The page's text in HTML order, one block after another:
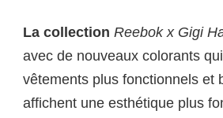
La collection Reebok x Gigi
avec de nouveaux colorants
vêtements plus fonctionnels et
affichent une esthétique plus